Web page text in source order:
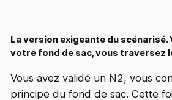
La version exigeante du scénarisé.
votre fond de sac, vous traversez
Vous avez validé un N2, vous
principe du fond de sac. Cette